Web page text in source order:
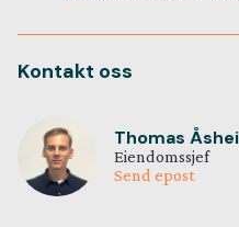
Kontakt oss
Thomas
Eiendomssjef
Send epost